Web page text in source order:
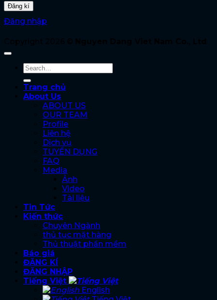
Đăng nhập
Trang chủ
About Us
ABOUT US
OUR TEAM
Profile
Liên hệ
Dịch vụ
TUYỂN DỤNG
FAQ
Media
Ảnh
Video
Tài liệu
Tin Tức
Kiến thức
Chuyên Ngành
thủ tục mặt hàng
Thủ thuật phần mềm
Báo giá
ĐĂNG KÍ
ĐĂNG NHẬP
Tiếng Việt
English